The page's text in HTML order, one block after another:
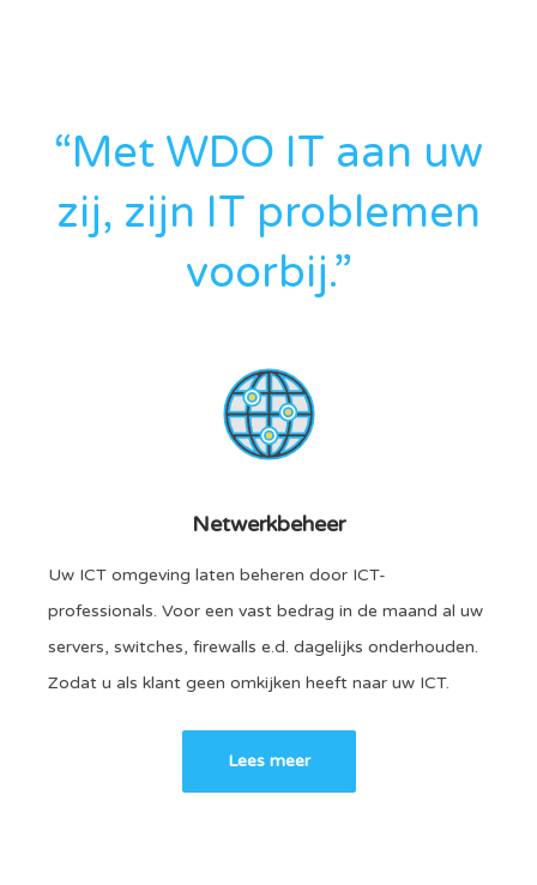
“Met WDO IT aan uw
zij, zijn IT problemen
voorbij.”
Netwerkbeheer
Uw ICT omgeving laten beheren door ICT-
professionals. Voor een vast bedrag in de maand al uw
servers, switches, firewalls e.d. dagelijks onderhouden.
Zodat u als klant geen omkijken heeft naar uw ICT.
Lees meer